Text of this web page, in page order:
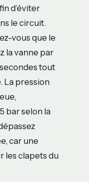
d’éviter
le circuit.
vous que le
la vanne par
tout
La pression
bar selon la
car une
les clapets du